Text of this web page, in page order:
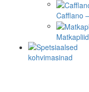
Cafflano